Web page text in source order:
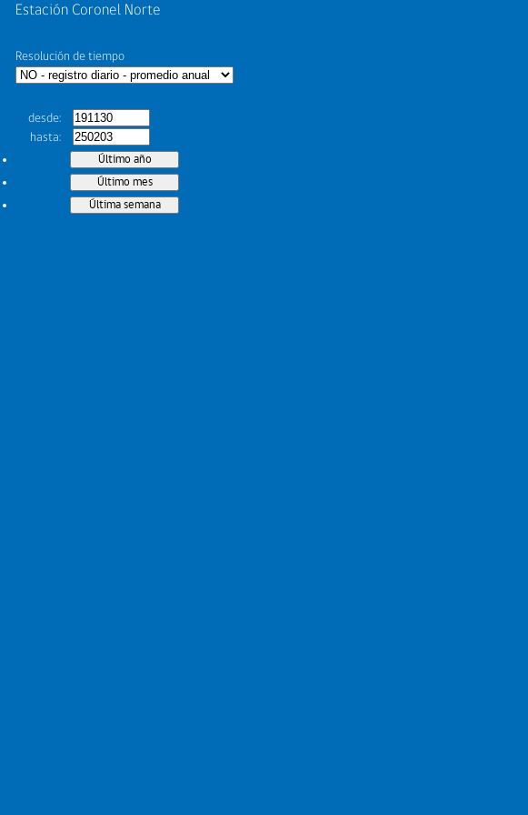
Estación Coronel Norte
Resolución de tiempo
desde
hasta